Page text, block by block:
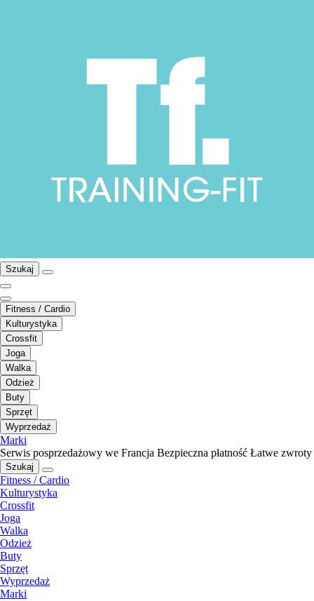
Szukaj
Fitness / Cardio
Kulturystyka
Crossfit
Joga
Walka
Odzież
Buty
Sprzęt
Wyprzedaż
Marki
Serwis posprzedażowy we Francja Bezpieczna płatność Łatwe zwroty
Szukaj
Fitness / Cardio
Kulturystyka
Crossfit
Joga
Walka
Odzież
Buty
Sprzęt
Wyprzedaż
Marki